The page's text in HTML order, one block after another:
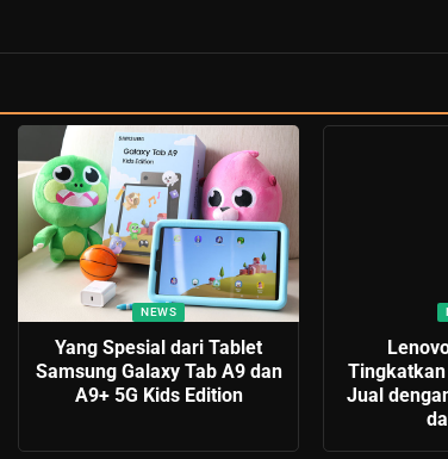
NEWS
Yang Spesial dari Tablet
Samsung Galaxy Tab A9 dan
A9+ 5G Kids Edition
Jual